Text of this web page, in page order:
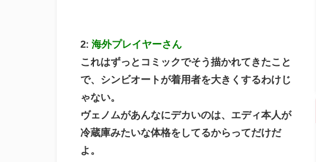
2: 海外プレイヤーさん
これはずっとコミックでそう描かれてきたこと
で、シンビオートが着用者を大きくするわけじ
ゃない。
ヴェノムがあんなにデカいのは、エディ本人が
冷蔵庫みたいな体格をしてるからってだけだ
よ。